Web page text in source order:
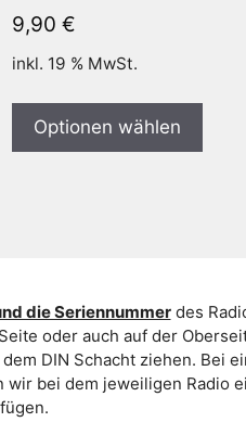
9,90 €
inkl. 19 % MwSt.
Optionen wählen
die Seriennummerdes
oder auch auf der
DIN Schacht ziehen. Bei
bei dem jeweiligen Radio